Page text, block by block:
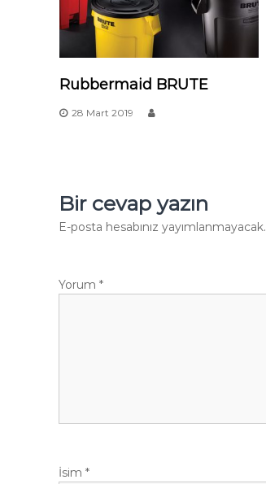
Rubbermaid BRUTE
28 Mart 2019
Bir cevap yazın
E-posta hesabınız yayımlanmayacak.
Yorum *
İsim *